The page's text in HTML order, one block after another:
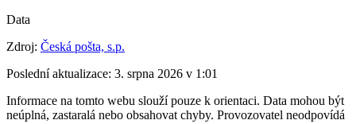
Data
Zdroj: Česká pošta, s.p.
Poslední aktualizace: 3. srpna 2026 v 1:01
Informace na tomto webu slouží pouze k orientaci. Data mohou být
neúplná, zastaralá nebo obsahovat chyby. Provozovatel neodpovídá